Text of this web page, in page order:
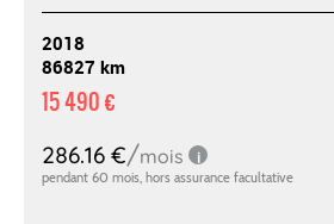
2018
86827 km
15 490 €